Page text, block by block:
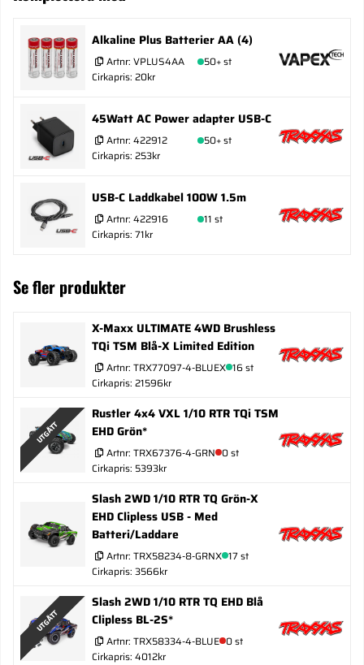
Alkaline Plus Batterier AA (4)
Artnr: VPLUS4AA
50+ st
Cirkapris: 20kr
45Watt AC Power adapter USB-C
Artnr: 422912
50+ st
Cirkapris: 253kr
USB-C Laddkabel 100W 1.5m
Artnr: 422916
11 st
Cirkapris: 71kr
Se fler produkter
X-Maxx ULTIMATE 4WD Brushless
TQi TSM Blå-X Limited Edition
Artnr: TRX77097-4-BLUEX 16 st
Cirkapris: 21596kr
UTGÅTT
Rustler 4x4 VXL 1/10 RTR TQi TSM
EHD Grön*
Artnr: TRX67376-4-GRN 0 st
Cirkapris: 5393kr
Slash 2WD 1/10 RTR TQ Grön-X
EHD Clipless USB - Med
Batteri/Laddare
Artnr: TRX58234-8-GRNX 17 st
Cirkapris: 3566kr
UTGÅTT
Slash 2WD 1/10 RTR TQ EHD Blå
Clipless BL-2S*
Artnr: TRX58334-4-BLUE 0 st
Cirkapris: 4012kr